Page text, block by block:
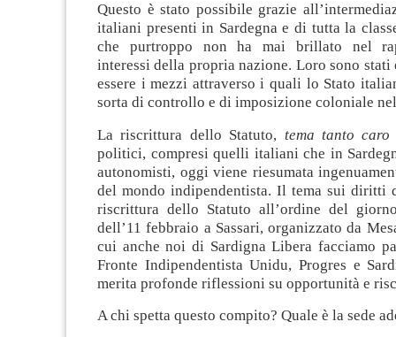
Questo è stato possibile grazie
italiani presenti in Sardegna e di tutta la
che purtroppo non ha mai brillato nel
interessi della propria nazione. Loro sono stati
essere i mezzi attraverso i quali lo Stato
sorta di controllo e di imposizione coloniale
La riscrittura dello Statuto, tema tanto caro
politici, compresi quelli italiani che in
autonomisti, oggi viene riesumata
del mondo indipendentista. Il tema sui diritti
riscrittura dello Statuto all’ordine del
dell’11 febbraio a Sassari, organizzato da
cui anche noi di Sardigna Libera facciamo
Fronte Indipendentista Unidu, Progres e
merita profonde riflessioni su opportunità e
A chi spetta questo compito? Quale è la sede